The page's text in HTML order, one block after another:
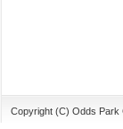
Copyright (C) Odds Park